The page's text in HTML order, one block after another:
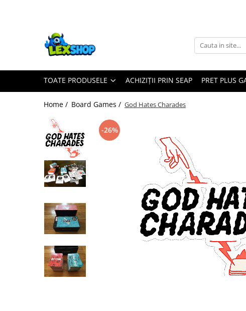
Toate Produsele
Board Games
Board Games
Extensii card games
Jocuri pentru toata familia
Party Games (jocuri de petrecere)
Jocuri pentru copii
Puzzle-uri logice
Jocuri cu miniaturi
Final Girl - solo game
Miniaturi Arkham Horror
TOATE PRODUSELE ACHIZIȚII PRIN SEAP PRET PLUS
Home / Board Games / God Hates Charades
-26%